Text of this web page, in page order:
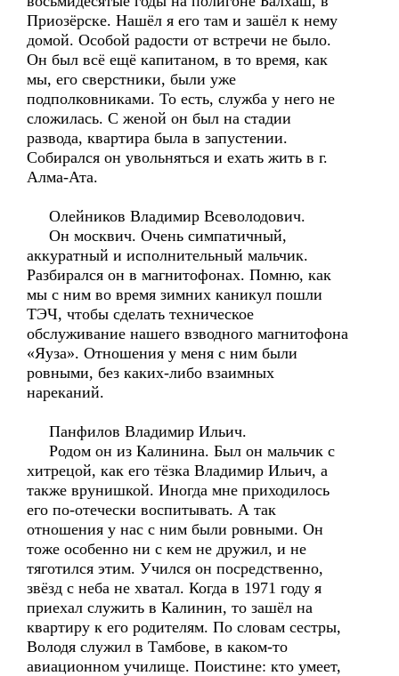
Приозёрске. Нашёл я его там и зашёл к нему
домой. Особой радости от встречи не было.
Он был всё ещё капитаном, в то время, как
мы, его сверстники, были уже
подполковниками. То есть, служба у него не
сложилась. С женой он был на стадии
развода, квартира была в запустении.
Собирался он увольняться и ехать жить в г.
Алма-Ата.
Олейников Владимир Всеволодович.
Он москвич. Очень симпатичный,
аккуратный и исполнительный мальчик.
Разбирался он в магнитофонах. Помню, как
мы с ним во время зимних каникул пошли
ТЭЧ, чтобы сделать техническое
обслуживание нашего взводного магнитофона
«Яуза». Отношения у меня с ним были
ровными, без каких-либо взаимных
нареканий.
Панфилов Владимир Ильич.
Родом он из Калинина. Был он мальчик с
хитрецой, как его тёзка Владимир Ильич, а
также врунишкой. Иногда мне приходилось
его по-отечески воспитывать. А так
отношения у нас с ним были ровными. Он
тоже особенно ни с кем не дружил, и не
тяготился этим. Учился он посредственно,
звёзд с неба не хватал. Когда в 1971 году я
приехал служить в Калинин, то зашёл на
квартиру к его родителям. По словам сестры,
Володя служил в Тамбове, в каком-то
авиационном училище. Поистине: кто умеет,